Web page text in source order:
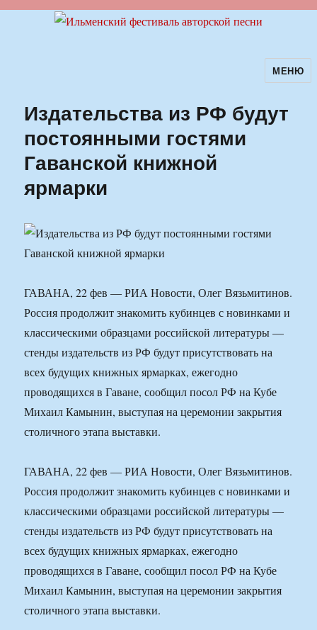
Ильменский фестиваль авторскойМЕНЮ
Издательства из РФ будут
постоянными гостями
Гаванской книжной
ярмарки
ГАВАНА, 22 фев — РИА Новости, Олег Вязьмитинов.
Россия продолжит знакомить кубинцев с новинками и
классическими образцами российской литературы —
стенды издательств из РФ будут присутствовать на
всех будущих книжных ярмарках, ежегодно
проводящихся в Гаване, сообщил посол РФ на Кубе
Михаил Камынин, выступая на церемонии закрытия
столичного этапа выставки.
ГАВАНА, 22 фев — РИА Новости, Олег Вязьмитинов.
Россия продолжит знакомить кубинцев с новинками и
классическими образцами российской литературы —
стенды издательств из РФ будут присутствовать на
всех будущих книжных ярмарках, ежегодно
проводящихся в Гаване, сообщил посол РФ на Кубе
Михаил Камынин, выступая на церемонии закрытия
столичного этапа выставки.